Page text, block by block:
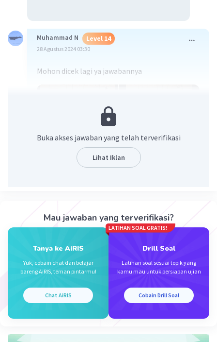
Muhammad N Level 14
28 Agustus 2024 03:30
Mohon dicek lagi ya jawabannya
Buka akses jawaban yang telah terverifikasi
Lihat Iklan
Mau jawaban yang terverifikasi?
Tanya ke AiRIS
Yuk, cobain chat dan belajar
bareng AiRIS, teman pintarmu!
Chat AiRIS
LATIHAN SOAL GRATIS!
Drill Soal
Latihan soal sesuai topik yang
kamu mau untuk persiapan ujian
Cobain Drill Soal